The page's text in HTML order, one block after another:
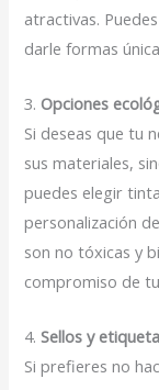
atractivas.
darle formas
3. Opciones
Si deseas que tu
sus materiales,
puedes elegir
personalización
son no tóxicas y
compromiso de
4.Sellos y
Si prefieres no